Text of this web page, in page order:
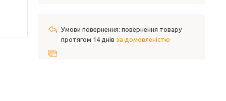
повернення товару
протягом 14 днів за домовленістю